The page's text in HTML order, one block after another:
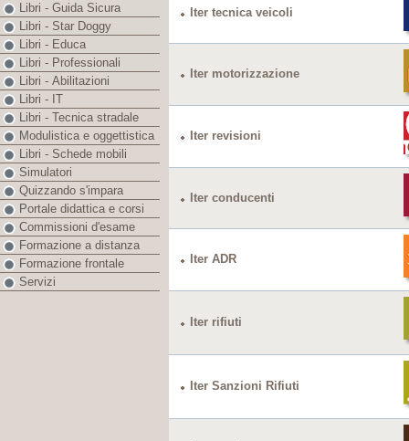
Iter tecnica veicoli
Iter motorizzazione
Iter revisioni
Iter conducenti
Iter ADR
Iter rifiuti
Iter Sanzioni Rifiuti
Libri - Guida Sicura
Libri - Star Doggy
Libri - Educa
Libri - Professionali
Libri - Abilitazioni
Libri - IT
Libri - Tecnica stradale
Modulistica e oggettistica
Libri - Schede mobili
Simulatori
Quizzando s'impara
Portale didattica e corsi
Commissioni d'esame
Formazione a distanza
Formazione frontale
Servizi